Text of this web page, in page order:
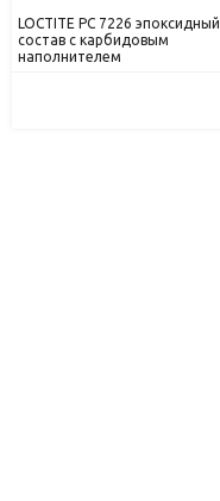
LOCTITE PC 7226 эпоксидный
состав с карбидовым
наполнителем